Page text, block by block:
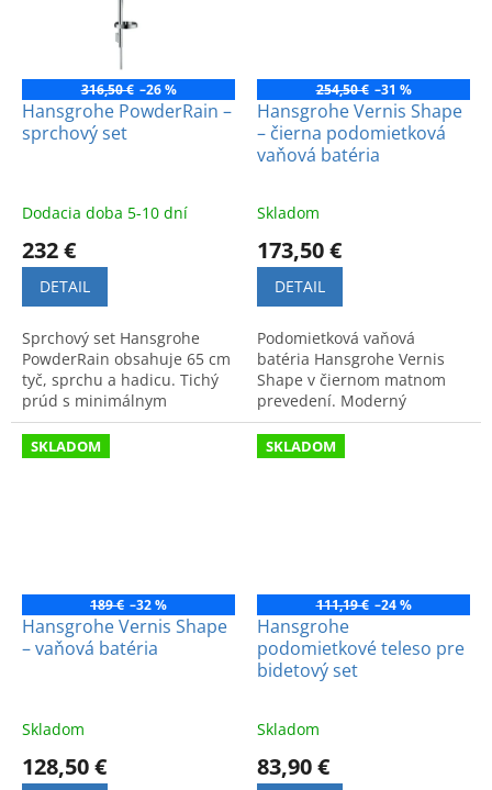
316,50 € –26 %
Hansgrohe PowderRain –
sprchový set
Dodacia doba 5-10 dní
232 €
DETAIL
Sprchový set Hansgrohe
PowderRain obsahuje 65 cm
tyč, sprchu a hadicu. Tichý
prúd s minimálnym
rozstrekovaním zaisťuje
ľahkú údržbu a maximálny
relax.
254,50 € –31 %
Hansgrohe Vernis Shape
– čierna podomietková
vaňová batéria
Skladom
173,50 €
DETAIL
Podomietková vaňová
batéria Hansgrohe Vernis
Shape v čiernom matnom
prevedení. Moderný
minimalistický dizajn a
vysoká kvalita pre funkčnú
kúpeľňu.
SKLADOM
189 € –32 %
Hansgrohe Vernis Shape
– vaňová batéria
Skladom
128,50 €
SKLADOM
111,19 € –24 %
Hansgrohe
podomietkové teleso pre
bidetový set
Skladom
83,90 €